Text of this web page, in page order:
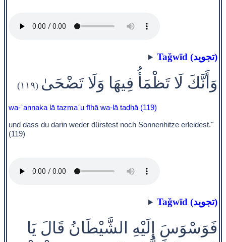
Taǧwīd (تجويد)
وَأَنَّكَ لَا تَظْمَأُ فِيهَا وَلَا تَضْحَىٰ (١١٩)
wa-ʾannaka lā taẓmaʿu fīhā wa-lā taḍḥā (119)
und dass du darin weder dürstest noch Sonnenhitze erleidest."
(119)
Taǧwīd (تجويد)
فَوَسْوَسَ إِلَيْهِ الشَّيْطَانُ قَالَ يَا